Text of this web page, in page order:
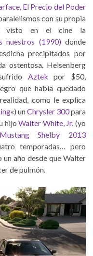
El Precio del Poder
con su propia
visto en el cine la
nuestros (1990) donde
precipitados por
ostentosa. Heisenberg
Aztek por $50,
que había quedado
como le explica
«) unChrysler 300para
hijoWalter White, Jr. (yo
Mustang Shelby 2013
temporadas… pero
un año desde que Walter
de pulmón.